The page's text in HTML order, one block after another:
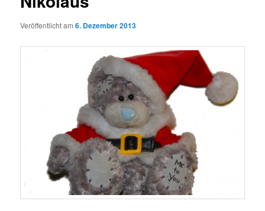
Veröffentlicht am6. Dezember 2013